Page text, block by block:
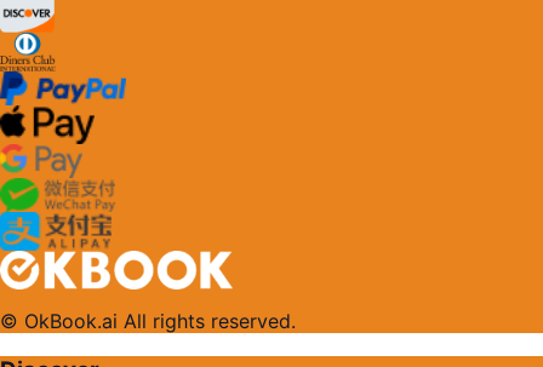
© OkBook.ai All rights reserved.